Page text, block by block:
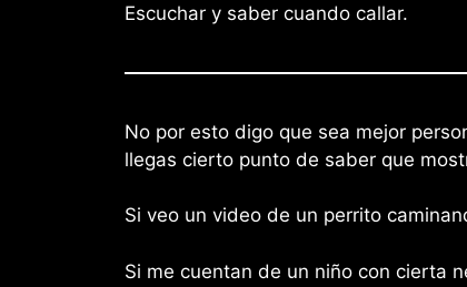
Escuchar y saber cuando callar.
No por esto digo que sea mejor
llegas cierto punto de saber que
Si veo un video de un perrito
Si me cuentan de un niño con cierta